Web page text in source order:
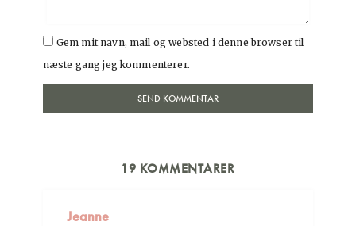
Gem mit navn, mail og websted i denne browser til
næste gang jeg kommenterer.
19 KOMMENTARER
Jeanne